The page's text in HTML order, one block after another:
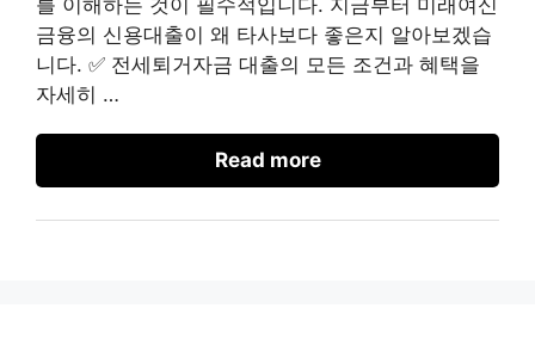
금융의 신용대출이 왜 타사보다 좋은지 알아보겠습
니다. ✅ 전세퇴거자금 대출의 모든 조건과 혜택을
자세히 …
Read more